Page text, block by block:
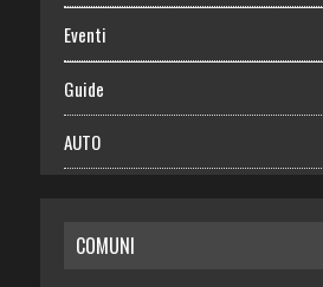
Eventi
Guide
AUTO
RISPARMIO
COMUNI